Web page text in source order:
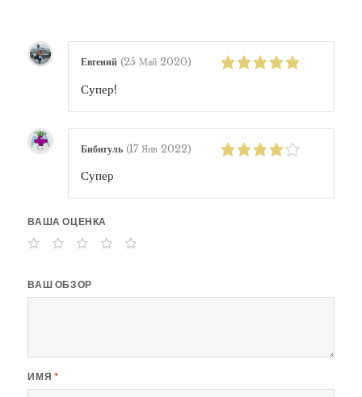
Евгений (25 Май 2020)
Супер!
Бибигуль (17 Янв 2022)
Супер
ВАША ОЦЕНКА
ВАШ ОБЗОР
ИМЯ *